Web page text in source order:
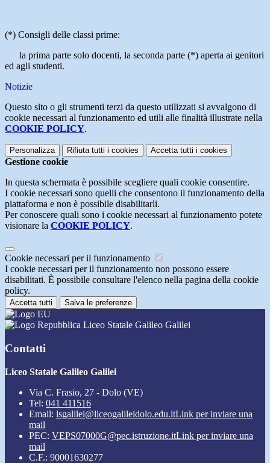
(*) Consigli delle classi prime:
la prima parte solo docenti, la seconda parte (*) aperta ai genitori
ed agli studenti.
Notizie
Questo sito o gli strumenti terzi da questo utilizzati si avvalgono di
cookie necessari al funzionamento ed utili alle finalità illustrate nella
COOKIE POLICY.
Personalizza Rifiuta tutti i cookies Accetta tutti i cookies
Gestione cookie
In questa schermata è possibile scegliere quali cookie consentire.
I cookie necessari sono quelli che consentono il funzionamento della
piattaforma e non è possibile disabilitarli.
Per conoscere quali sono i cookie necessari al funzionamento potete
visionare la COOKIE POLICY.
Cookie necessari per il funzionamento
I cookie necessari per il funzionamento non possono essere
disabilitati. È possibile consultare l'elenco nella pagina della cookie
policy.
Accetta tutti Salva le preferenze
Liceo Statale Galileo Galilei
Contatti
Liceo Statale Galileo Galilei
Via C. Frasio, 27 - Dolo (VE)
Tel: 041 411516
Email: lsgalilei@liceogalileidolo.edu.itLink per inviare una
mail
PEC: VEPS07000G@pec.istruzione.itLink per inviare una
mail
C.F.: 90001630277